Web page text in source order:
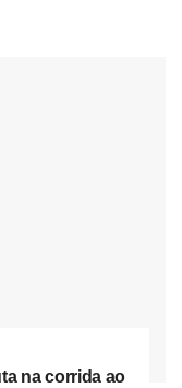
na corrida ao